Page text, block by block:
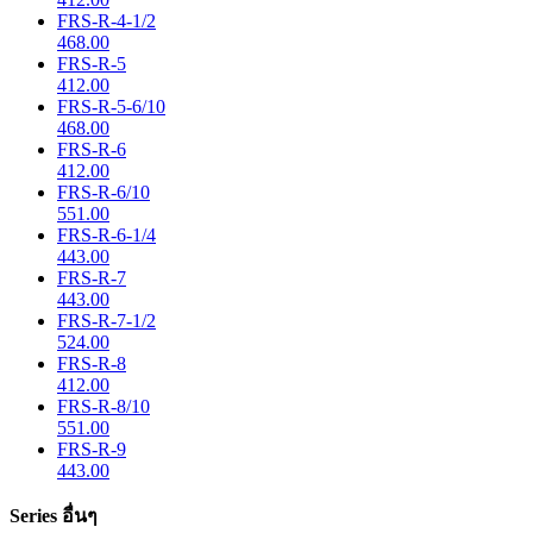
FRS-R-4-1/2
468.00
FRS-R-5
412.00
FRS-R-5-6/10
468.00
FRS-R-6
412.00
FRS-R-6/10
551.00
FRS-R-6-1/4
443.00
FRS-R-7
443.00
FRS-R-7-1/2
524.00
FRS-R-8
412.00
FRS-R-8/10
551.00
FRS-R-9
443.00
Series อื่นๆ